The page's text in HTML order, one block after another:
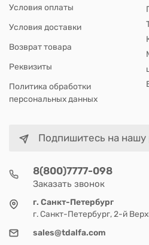
Условия оплаты
Условия доставки
Возврат товара
Реквизиты
Политика обработки
персональных данных
Подпишитесь на нашу
8(800)7777-098
Заказать звонок
г. Санкт-Петербург
г. Санкт-Петербург, 2-й
sales@tdalfa.com